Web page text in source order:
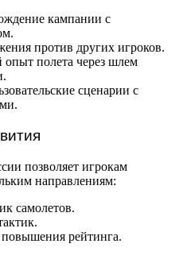
кампании с
против других игроков.
полета через шлем
сценарии с
позволяет игрокам
направлениям:
самолетов.
рейтинга.